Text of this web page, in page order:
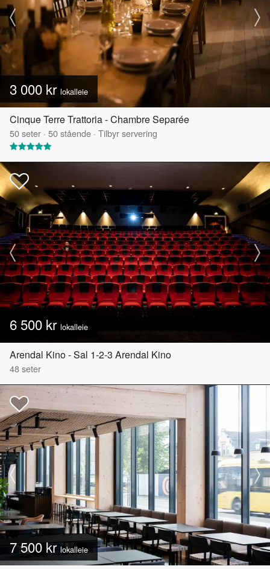
3 000 kr lokalleie
Cinque Terre Trattoria - Chambre Separée
50seter · 50stående · Tilbyr servering
6 500 kr lokalleie
Arendal Kino - Sal 1-2-3 Arendal Kino
48seter
7 500 krlokalleie